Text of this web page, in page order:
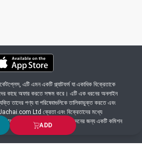
ADD
এটি এমন একটি প্ল্যাটফর্ম যা একাধিক বিক্রেতাকে
কাছে অফার করতে সক্ষম করে। এটি এক ধরনের অনলাইন
তাদের পণ্য বা পরিষেবাগুলিকে তালিকাভুক্ত করতে এবং
Ltd ক্রেতা এবং বিক্রেতাদের মধ্যে
প্ল্যাটফর্মে সংঘটিত প্রতিটি লেনদেনের জন্য একটি কমিশন